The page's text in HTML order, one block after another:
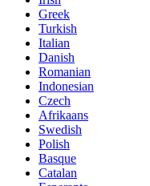
Greek
Turkish
Italian
Danish
Romanian
Indonesian
Czech
Afrikaans
Swedish
Polish
Basque
Catalan